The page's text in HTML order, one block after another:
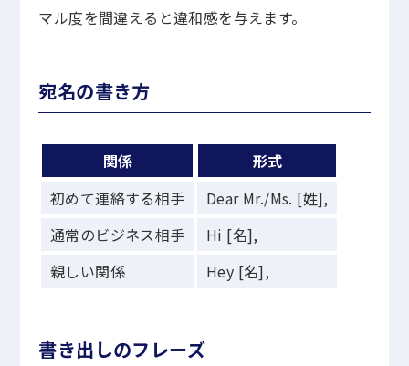
マル度を間違えると違和感を与えます。
宛名の書き方
関係
形式
初めて連絡する相手
Dear Mr./Ms. [姓],
通常のビジネス相手
Hi [名],
親しい関係
Hey [名],
書き出しのフレーズ